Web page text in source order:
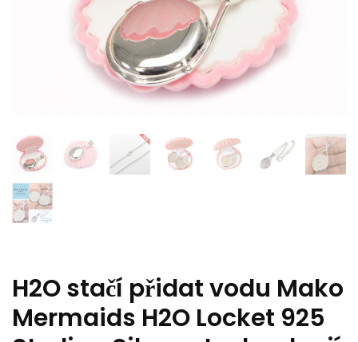
H2O stačí přidat vodu Mako
Mermaids H2O Locket 925